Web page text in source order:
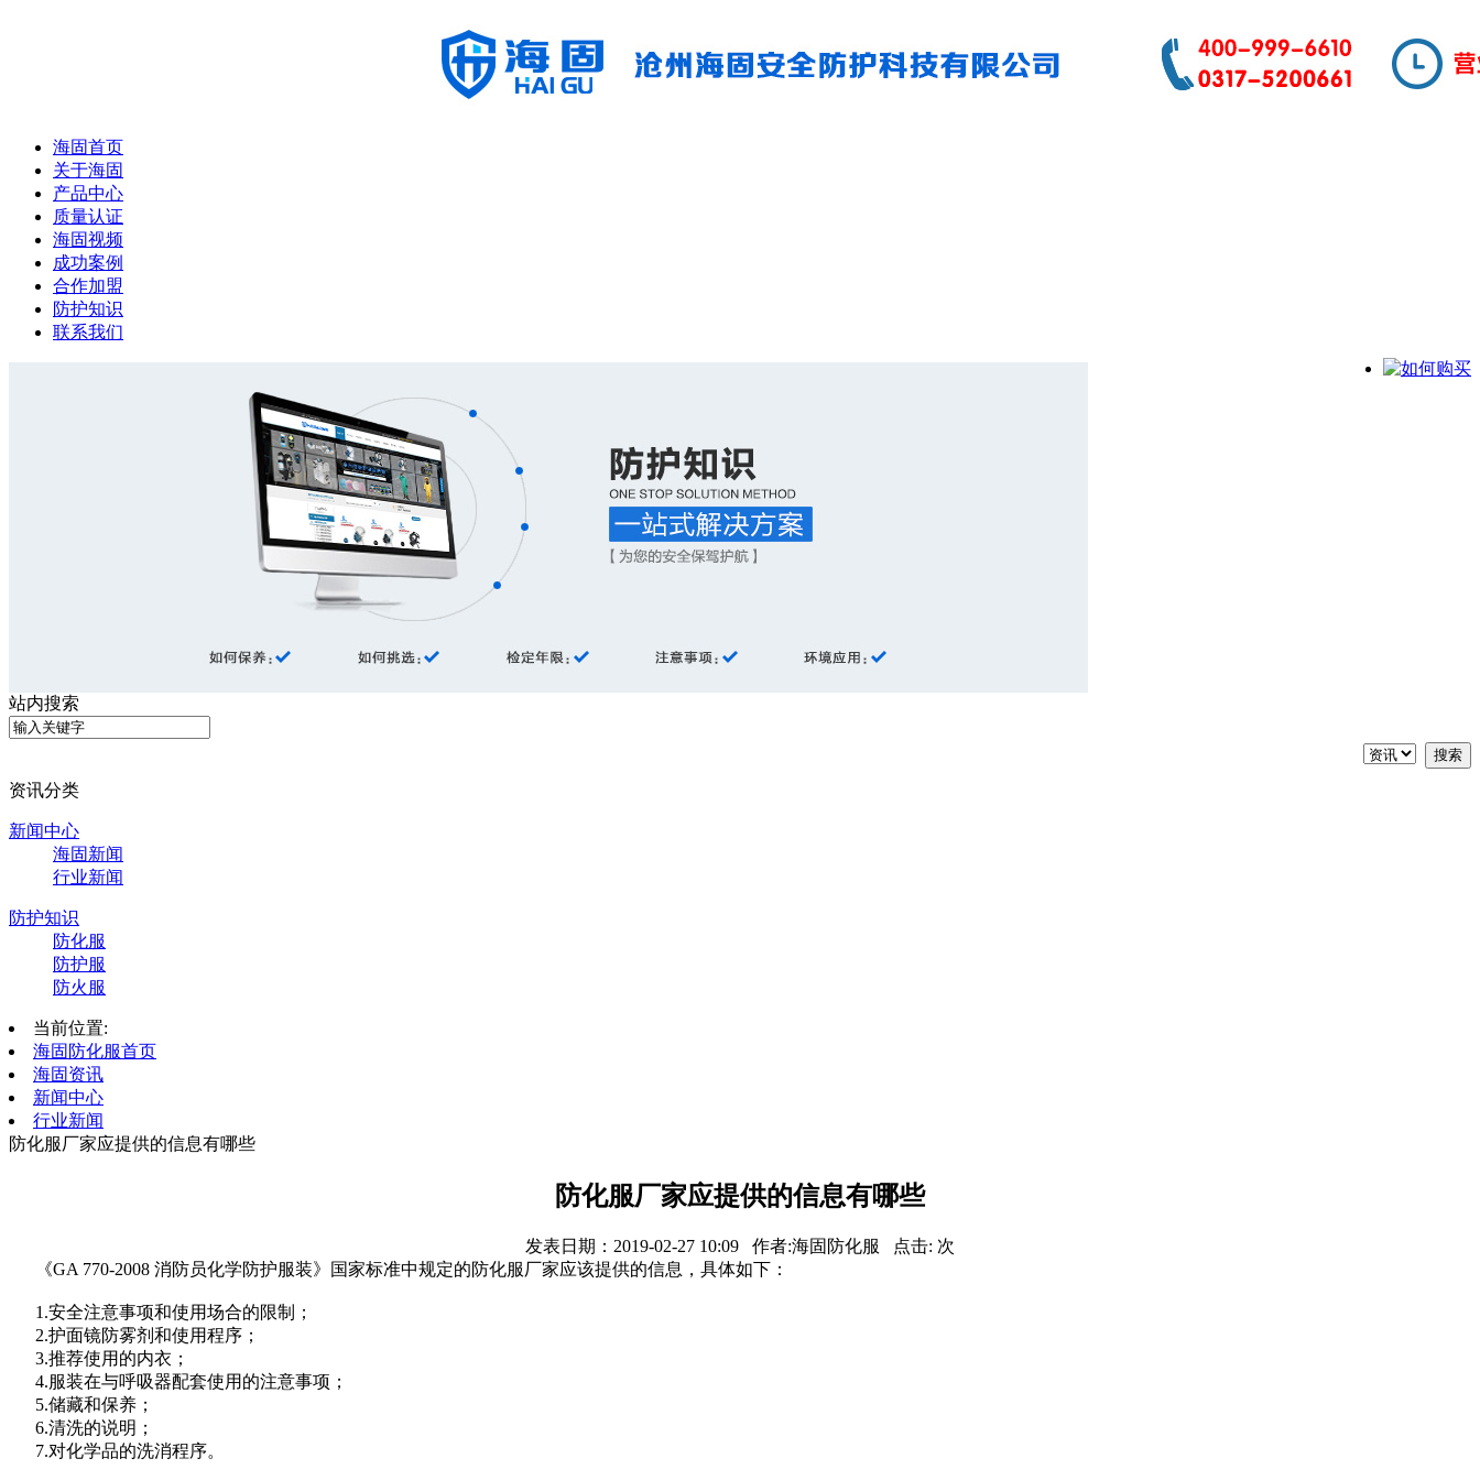
海固首页
关于海固
产品中心
质量认证
海固视频
成功案例
合作加盟
防护知识
联系我们
站内搜索
资讯分类
新闻中心
海固新闻
行业新闻
防护知识
防化服
防护服
防火服
当前位置:
海固防化服首页
海固资讯
新闻中心
行业新闻
防化服厂家应提供的信息有哪些
防化服厂家应提供的信息有哪些
发表日期：2019-02-27 10:09 作者:海固防化服 点击: 次
《GA 770-2008 消防员化学防护服装》国家标准中规定的防化服厂家应该提供的信息，具体如下：
1.安全注意事项和使用场合的限制；
2.护面镜防雾剂和使用程序；
3.推荐使用的内衣；
4.服装在与呼吸器配套使用的注意事项；
5.储藏和保养；
6.清洗的说明；
7.对化学品的洗消程序。